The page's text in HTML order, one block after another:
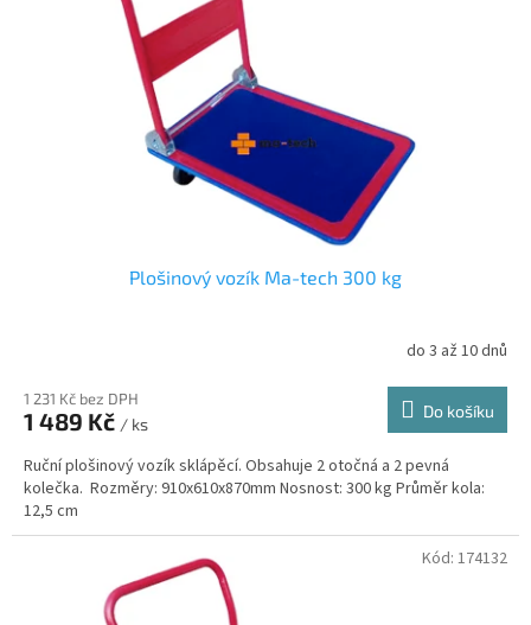
Plošinový vozík Ma-tech 300 kg
do 3 až 10 dnů
1 231 Kč bez DPH
1 489 Kč / ks
Do košíku
Ruční plošinový vozík sklápěcí. Obsahuje 2 otočná a 2 pevná
kolečka. Rozměry: 910x610x870mm Nosnost: 300 kg Průměr kola:
12,5 cm
Kód: 174132